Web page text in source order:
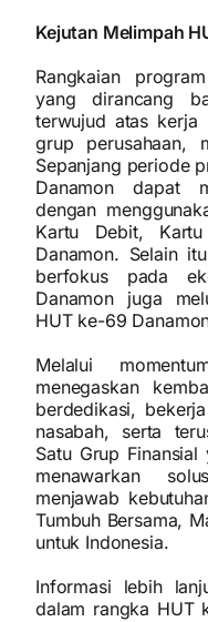
Kejutan Melimpah
Rangkaian
yang dirancang
terwujud atas kerja
grup perusahaan,
Sepanjang periode
Danamon dapat
dengan
Kartu Debit,
Danamon. Selain
berfokus pada
Danamon juga
HUT ke-69
Melalui
menegaskan
berdedikasi,
nasabah, serta
Satu Grup
menawarkan
menjawab
Tumbuh Bersama,
untuk Indonesia.
Informasi lebih
dalam rangka HUT